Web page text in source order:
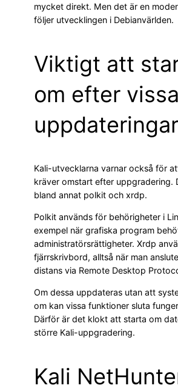
mycket direkt. Men det är en
följer utvecklingen i Debianvärlden.
Viktigt att
om efter vissa
uppdateringar
Kali-utvecklarna varnar också för
kräver omstart efter uppgradering.
bland annat polkit och xrdp.
Polkit används för behörigheter i
exempel när grafiska program
administratörsrättigheter. Xrdp
fjärrskrivbord, alltså när man
distans via Remote Desktop
Om dessa uppdateras utan att
om kan vissa funktioner sluta
Därför är det klokt att starta om
större Kali-uppgradering.
Kali